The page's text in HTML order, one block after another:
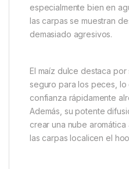
especialmente bien en
las carpas se muestran
demasiado agresivos.
El maíz dulce destaca
seguro para los peces,
confianza rápidamente
Además, su potente
crear una nube
las carpas localicen el